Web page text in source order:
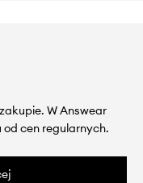
W Answear
od cen regularnych.